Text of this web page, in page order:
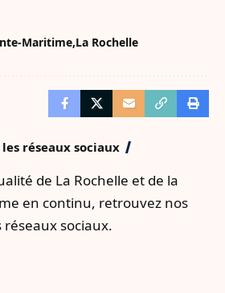
Maritime La Rochelle
réseaux sociaux
de La Rochelle et de la
en continu, retrouvez nos
sociaux.